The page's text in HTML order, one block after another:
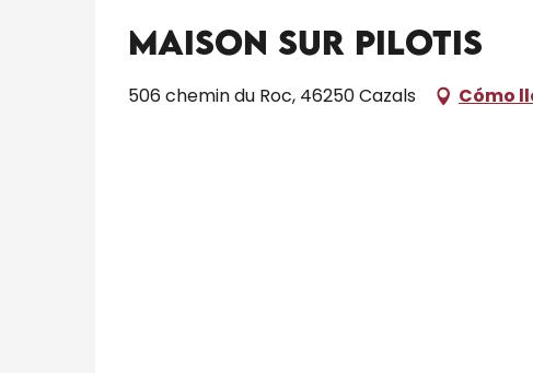
Maison sur pilotis
506 chemin du Roc, 46250 Cazals Cómo